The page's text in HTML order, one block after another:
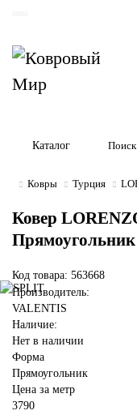
Каталог
Ковры Турция
Ковер
Прямоугольник
Код товара: 563668
Производитель:
VALENTIS
Наличие:
Нет в наличии
Форма
Прямоугольник
Цена за метр
3790